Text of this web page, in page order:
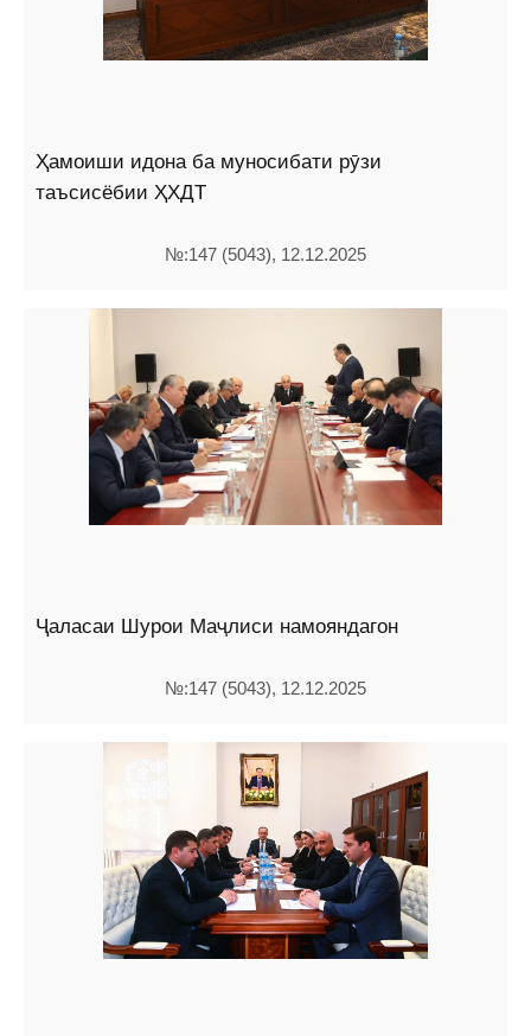
Ҳамоиши идона ба муносибати рӯзи
таъсисёбии ҲХДТ
№:147 (5043), 12.12.2025
Ҷаласаи Шурои Маҷлиси намояндагон
№:147 (5043), 12.12.2025